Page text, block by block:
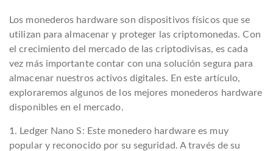
Los monederos hardware son dispositivos físicos que se
utilizan para almacenar y proteger las criptomonedas. Con
el crecimiento del mercado de las criptodivisas, es cada
vez más importante contar con una solución segura para
almacenar nuestros activos digitales. En este artículo,
exploraremos algunos de los mejores monederos hardware
disponibles en el mercado.
1. Ledger Nano S: Este monedero hardware es muy
popular y reconocido por su seguridad. A través de su